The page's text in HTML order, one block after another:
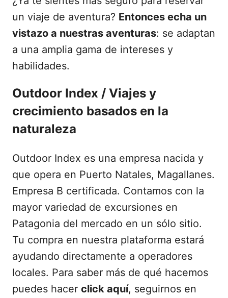
un viaje de aventura? Entonces echa un
vistazo a nuestras aventuras: se adaptan
a una amplia gama de intereses y
habilidades.
Outdoor Index / Viajes y
crecimiento basados en la
naturaleza
Outdoor Index es una empresa nacida y
que opera en Puerto Natales, Magallanes.
Empresa B certificada. Contamos con la
mayor variedad de excursiones en
Patagonia del mercado en un sólo sitio.
Tu compra en nuestra plataforma estará
ayudando directamente a operadores
locales. Para saber más de qué hacemos
puedes hacer click aquí, seguirnos en